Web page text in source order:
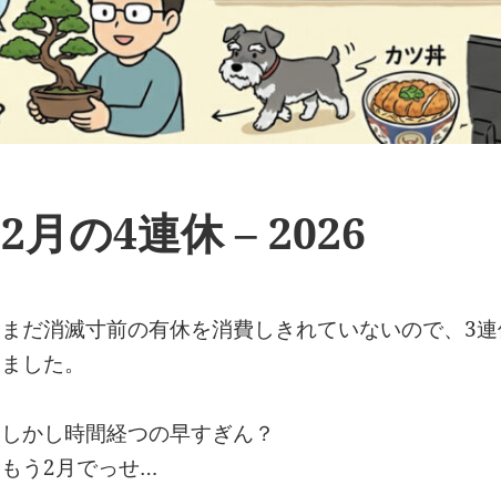
2月の4連休 – 2026
まだ消滅寸前の有休を消費しきれていないので、3
ました。
しかし時間経つの早すぎん？
もう2月でっせ…